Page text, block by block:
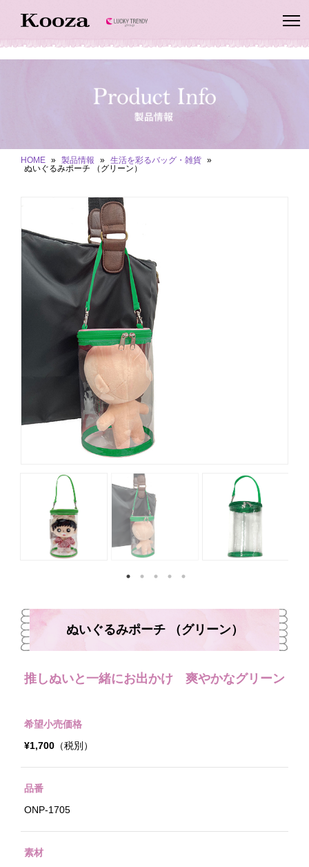
HOME » 製品情報 » 生活を彩るバッグ・雑貨 »
ぬいぐるみポーチ （グリーン）
ぬいぐるみポーチ （グリーン）
推しぬいと一緒にお出かけ 爽やかなグリーン
希望小売価格
¥1,700 （税別）
品番
ONP-1705
素材